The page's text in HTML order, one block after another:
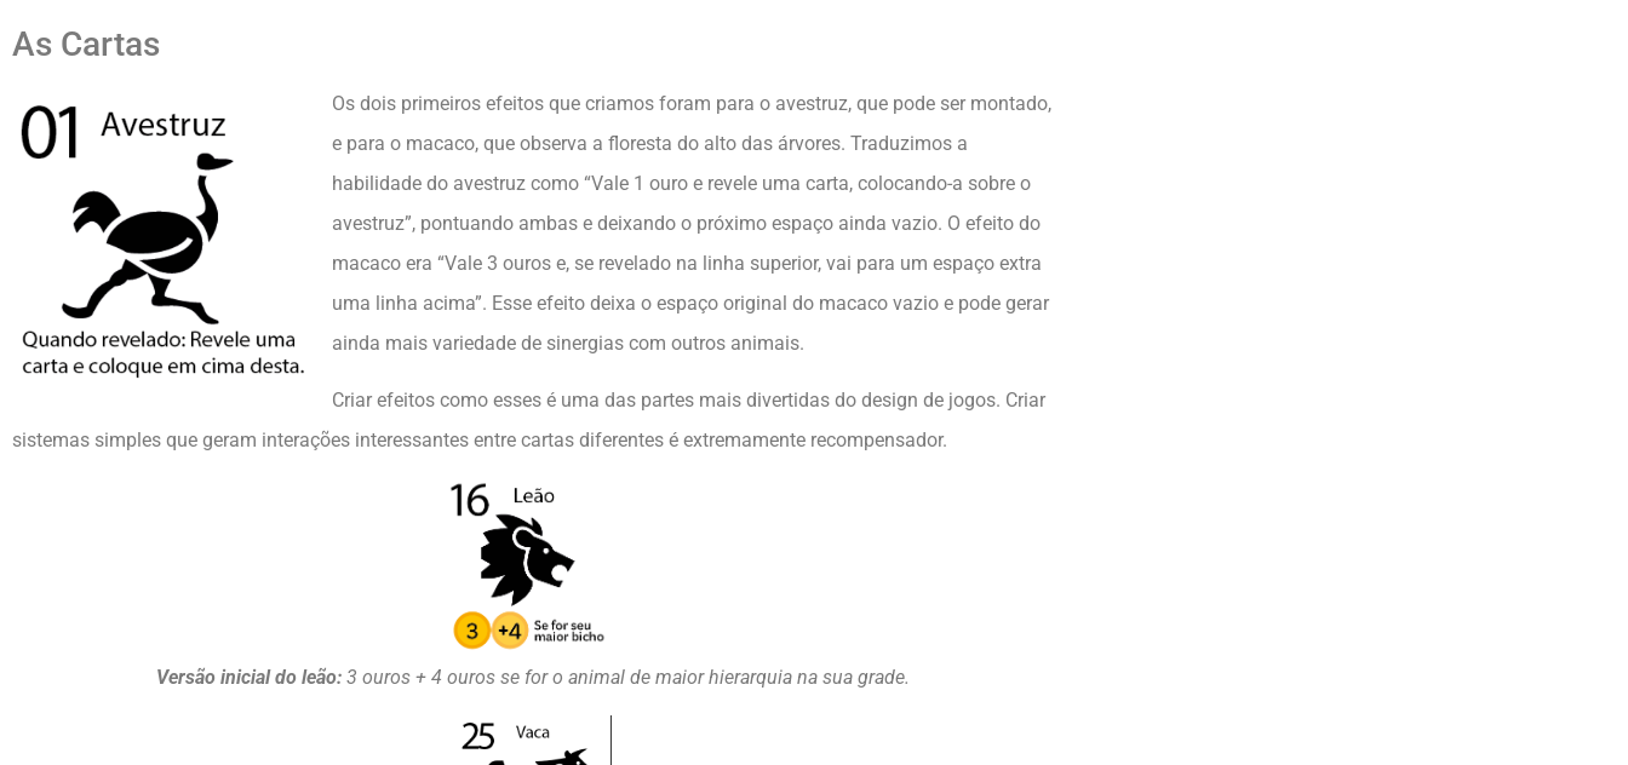
As Cartas
Os dois primeiros efeitos que criamos foram para o avestruz, que pode ser montado,
e para o macaco, que observa a floresta do alto das árvores. Traduzimos a
habilidade do avestruz como “Vale 1 ouro e revele uma carta, colocando-a sobre o
avestruz”, pontuando ambas e deixando o próximo espaço ainda vazio. O efeito do
macaco era “Vale 3 ouros e, se revelado na linha superior, vai para um espaço extra
uma linha acima”. Esse efeito deixa o espaço original do macaco vazio e pode gerar
ainda mais variedade de sinergias com outros animais.
Criar efeitos como esses é uma das partes mais divertidas do design de jogos. Criar
sistemas simples que geram interações interessantes entre cartas diferentes é extremamente recompensador.
Versão inicial do leão: 3 ouros + 4 ouros se for o animal de maior hierarquia na sua grade.